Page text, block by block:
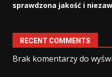
sprawdzona jakość i
RECENT COMMENTS
Brak komentarzy do